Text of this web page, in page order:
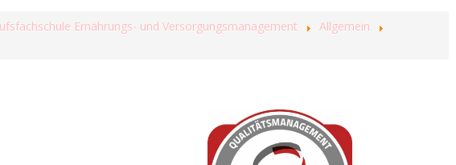
Ernährungs- und Versorgungsmanagement
Allgemein